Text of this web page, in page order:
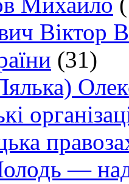
Віктор
(31)
—